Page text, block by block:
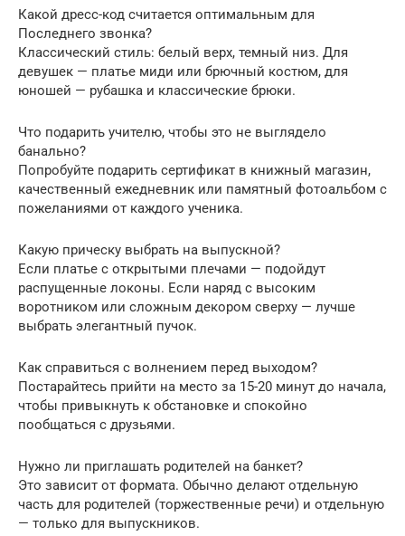
Какой дресс-код считается оптимальным для
Последнего звонка?
Классический стиль: белый верх, темный низ. Для
девушек — платье миди или брючный костюм, для
юношей — рубашка и классические брюки.
Что подарить учителю, чтобы это не выглядело
банально?
Попробуйте подарить сертификат в книжный магазин,
качественный ежедневник или памятный фотоальбом с
пожеланиями от каждого ученика.
Какую прическу выбрать на выпускной?
Если платье с открытыми плечами — подойдут
распущенные локоны. Если наряд с высоким
воротником или сложным декором сверху — лучше
выбрать элегантный пучок.
Как справиться с волнением перед выходом?
Постарайтесь прийти на место за 15-20 минут до начала,
чтобы привыкнуть к обстановке и спокойно
пообщаться с друзьями.
Нужно ли приглашать родителей на банкет?
Это зависит от формата. Обычно делают отдельную
часть для родителей (торжественные речи) и отдельную
— только для выпускников.